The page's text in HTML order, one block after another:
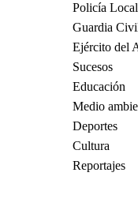
Policía Local
Guardia
Ejército del
Sucesos
Educación
Medio
Deportes
Cultura
Reportajes